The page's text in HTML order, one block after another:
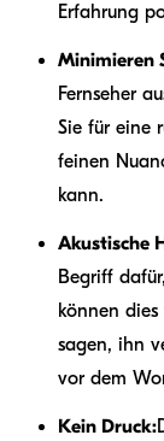
Erfahrung
Minimieren
Fernseher
Sie für eine
feinen
kann.
Akustische
Begriff
können
sagen, ihn
vor dem
Kein Druck: